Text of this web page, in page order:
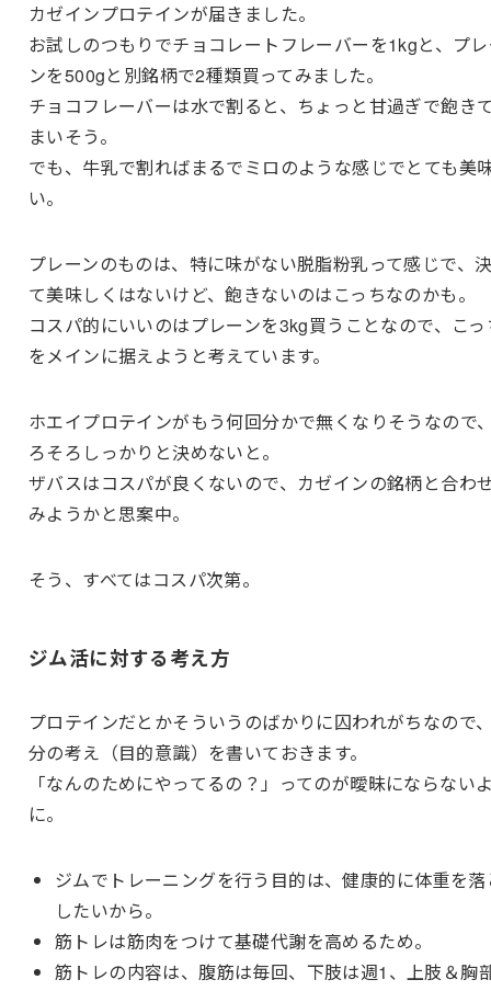
カゼインプロテインが届きました。
お試しのつもりでチョコレートフレーバーを1kgと、プ
ンを500gと別銘柄で2種類買ってみました。
チョコフレーバーは水で割ると、ちょっと甘過ぎで飽き
まいそう。
でも、牛乳で割ればまるでミロのような感じでとても美
い。
プレーンのものは、特に味がない脱脂粉乳って感じで、
て美味しくはないけど、飽きないのはこっちなのかも。
コスパ的にいいのはプレーンを3kg買うことなので、こっ
をメインに据えようと考えています。
ホエイプロテインがもう何回分かで無くなりそうなので
ろそろしっかりと決めないと。
ザバスはコスパが良くないので、カゼインの銘柄と合わ
みようかと思案中。
そう、すべてはコスパ次第。
ジム活に対する考え方
プロテインだとかそういうのばかりに囚われがちなので
分の考え（目的意識）を書いておきます。
「なんのためにやってるの？」ってのが曖昧にならない
に。
ジムでトレーニングを行う目的は、健康的に体重を落
したいから。
筋トレは筋肉をつけて基礎代謝を高めるため。
筋トレの内容は、腹筋は毎回、下肢は週1、上肢＆胸